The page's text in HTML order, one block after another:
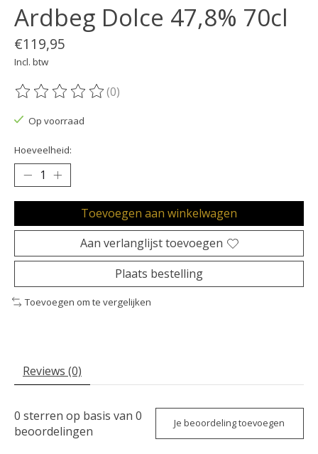
Ardbeg Dolce 47,8% 70cl
€119,95
Incl. btw
De beoordeling van dit product is
(0)
Op voorraad
Hoeveelheid:
Toevoegen aan winkelwagen
Aan verlanglijst toevoegen
Plaats bestelling
Toevoegen om te vergelijken
Reviews (0)
0 sterren op basis van 0
beoordelingen
Je beoordeling toevoegen